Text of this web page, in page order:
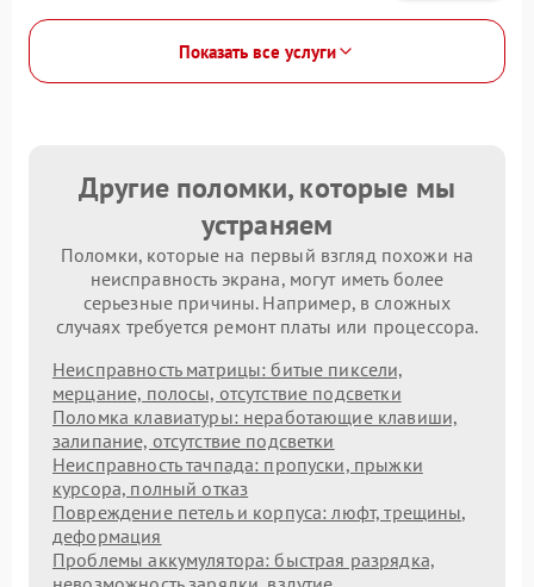
Показать все услуги
Другие поломки, которые мы
устраняем
Поломки, которые на первый взгляд похожи на
неисправность экрана, могут иметь более
серьезные причины. Например, в сложных
случаях требуется ремонт платы или процессора.
Неисправность матрицы: битые пиксели,
мерцание, полосы, отсутствие подсветки
Поломка клавиатуры: неработающие клавиши,
залипание, отсутствие подсветки
Неисправность тачпада: пропуски, прыжки
курсора, полный отказ
Повреждение петель и корпуса: люфт, трещины,
деформация
Проблемы аккумулятора: быстрая разрядка,